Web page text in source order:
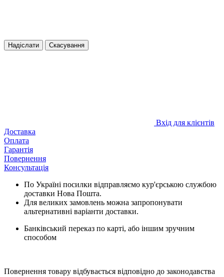
Надіслати Скасування
Вхід для клієнтів
Доставка
Оплата
Гарантія
Повернення
Консультація
По Україні посилки відправляємо кур'єрською службою
доставки Нова Пошта.
Для великих замовлень можна запропонувати
альтернативні варіанти доставки.
Банківський переказ по карті, або іншим зручним
способом
Повернення товару відбувається відповідно до законодавства